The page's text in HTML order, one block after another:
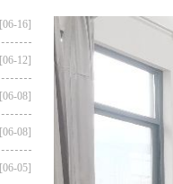
[06-16]
[06-12]
[06-08]
[06-08]
[06-05]